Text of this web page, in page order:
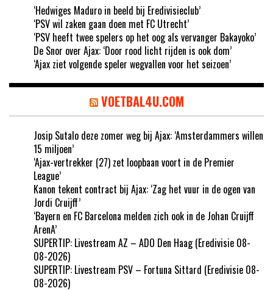
‘Hedwiges Maduro in beeld bij Eredivisieclub’
‘PSV wil zaken gaan doen met FC Utrecht’
‘PSV heeft twee spelers op het oog als vervanger Bakayoko’
De Snor over Ajax: ‘Door rood licht rijden is ook dom’
‘Ajax ziet volgende speler wegvallen voor het seizoen’
VOETBAL4U.COM
Josip Sutalo deze zomer weg bij Ajax: ‘Amsterdammers willen
15 miljoen’
‘Ajax-vertrekker (27) zet loopbaan voort in de Premier
League’
Kanon tekent contract bij Ajax: ‘Zag het vuur in de ogen van
Jordi Cruijff’
‘Bayern en FC Barcelona melden zich ook in de Johan Cruijff
ArenA’
SUPERTIP: Livestream AZ – ADO Den Haag (Eredivisie 08-
08-2026)
SUPERTIP: Livestream PSV – Fortuna Sittard (Eredivisie 08-
08-2026)